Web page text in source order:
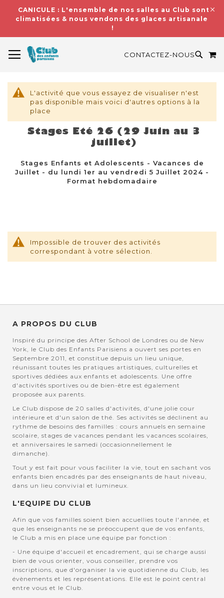
CANICULE : L'ensemble de nos salles au Club sont
climatisées & nous vendons des glaces artisanales
!
CONTACTEZ-NOUS
L'activité que vous essayez de visualiser n'est
pas disponible mais voici d'autres options à la
place
Stages Eté 26 (29 Juin au 3
juillet)
Stages Enfants et Adolescents - Vacances de
Juillet - du lundi 1er au vendredi 5 Juillet 2024 -
Format hebdomadaire
Impossible de trouver des activités
correspondant à votre sélection.
A PROPOS DU CLUB
Inspiré du principe des After School de Londres ou de New
York, le Club des Enfants Parisiens a ouvert ses portes en
Septembre 2011, et constitue depuis un lieu unique,
réunissant toutes les pratiques artistiques, culturelles et
sportives dédiées aux enfants et adolescents. Une offre
d'activités sportives ou de bien-être est également
proposée aux parents.
Le Club dispose de 20 salles d'activités, d'une jolie cour
intérieure et d'un salon de thé. Ses activités se déclinent au
rythme de besoins des familles : cours annuels en semaine
scolaire, stages de vacances pendant les vacances scolaires,
et anniversaires le samedi (occasionnellement le
dimanche).
Tout y est fait pour vous faciliter la vie, tout en sachant vos
enfants bien encadrés par des enseignants de haut niveau,
dans un lieu convivial et lumineux.
L'EQUIPE DU CLUB
Afin que vos familles soient bien accuellies toute l'année, et
que les enseignants ne se préoccupent que de vos enfants,
le Club a mis en place une équipe par fonction :
- Une équipe d'accueil et encadrement, qui se charge aussi
bien de vous orienter, vous conseiller, prendre vos
inscriptions, que d'organiser la vie quotidienne du Club, les
évènements et les représentations. Elle est le point central
entre vous et le Club.